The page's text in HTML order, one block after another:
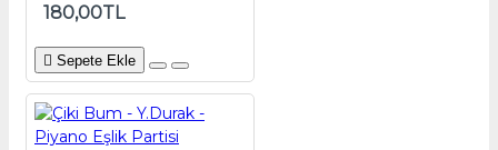
180,00TL
Sepete Ekle